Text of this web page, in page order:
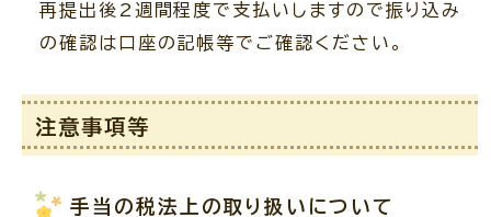
再提出後2週間程度で支払いしますので振り込み
の確認は口座の記帳等でご確認ください。
注意事項等
手当の税法上の取り扱いについて